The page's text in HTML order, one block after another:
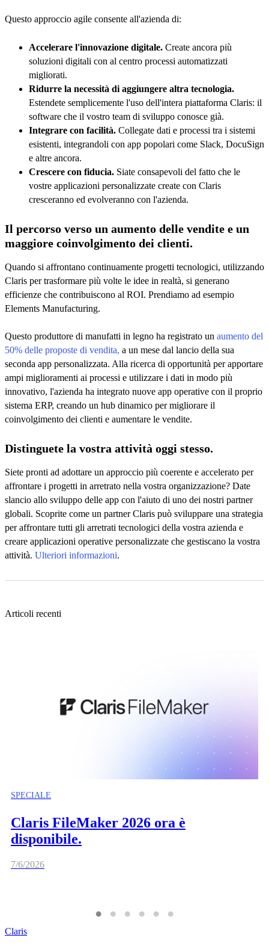
Questo approccio agile consente all'azienda di:
Accelerare l'innovazione digitale. Create ancora più
soluzioni digitali con al centro processi automatizzati
migliorati.
Ridurre la necessità di aggiungere altra tecnologia.
Estendete semplicemente l'uso dell'intera piattaforma Claris: il
software che il vostro team di sviluppo conosce già.
Integrare con facilità. Collegate dati e processi tra i sistemi
esistenti, integrandoli con app popolari come Slack, DocuSign
e altre ancora.
Crescere con fiducia. Siate consapevoli del fatto che le
vostre applicazioni personalizzate create con Claris
cresceranno ed evolveranno con l'azienda.
Il percorso verso un aumento delle vendite e un
maggiore coinvolgimento dei clienti.
Quando si affrontano continuamente progetti tecnologici, utilizzando
Claris per trasformare più volte le idee in realtà, si generano
efficienze che contribuiscono al ROI. Prendiamo ad esempio
Elements Manufacturing.
Questo produttore di manufatti in legno ha registrato un aumento del
50% delle proposte di vendita, a un mese dal lancio della sua
seconda app personalizzata. Alla ricerca di opportunità per apportare
ampi miglioramenti ai processi e utilizzare i dati in modo più
innovativo, l'azienda ha integrato nuove app operative con il proprio
sistema ERP, creando un hub dinamico per migliorare il
coinvolgimento dei clienti e aumentare le vendite.
Distinguete la vostra attività oggi stesso.
Siete pronti ad adottare un approccio più coerente e accelerato per
affrontare i progetti in arretrato nella vostra organizzazione? Date
slancio allo sviluppo delle app con l'aiuto di uno dei nostri partner
globali. Scoprite come un partner Claris può sviluppare una strategia
per affrontare tutti gli arretrati tecnologici della vostra azienda e
creare applicazioni operative personalizzate che gestiscano la vostra
attività. Ulteriori informazioni.
Articoli recenti
SPECIALE
Claris FileMaker 2026 ora è
disponibile.
7/6/2026
Claris